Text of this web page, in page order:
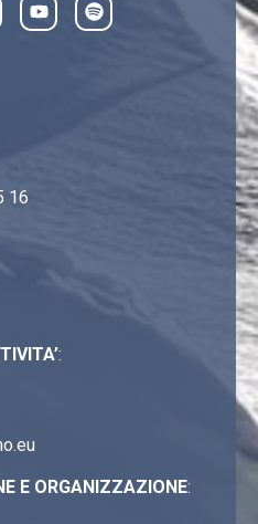
16
:
E ORGANIZZAZIONE: